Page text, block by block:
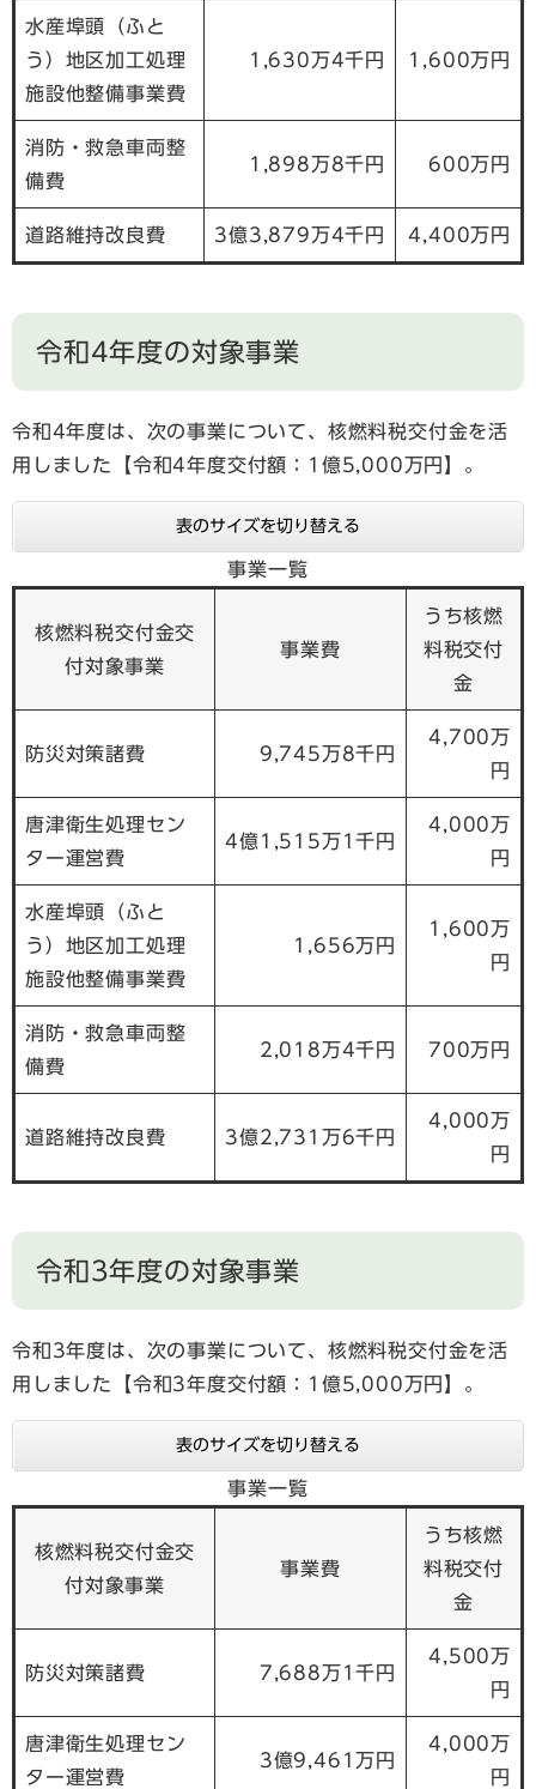
水産埠頭（ふと
う）地区加工処理
施設他整備事業費
1,630万4千円 1,600万円
消防・救急車両整
備費
1,898万8千円 600万円
道路維持改良費 3億3,879万4千円 4,400万円
令和4年度の対象事業
令和4年度は、次の事業について、核燃料税交付金を活
用しました【令和4年度交付額：1億5,000万円】。
表のサイズを切り替える
事業一覧
核燃料税交付金交
付対象事業
事業費
うち核燃
料税交付
金
防災対策諸費 9,745万8千円
4,700万
円
唐津衛生処理セン
ター運営費
4億1,515万1千円
4,000万
円
水産埠頭（ふと
う）地区加工処理
施設他整備事業費
1,656万円
1,600万
円
消防・救急車両整
備費
2,018万4千円 700万円
道路維持改良費 3億2,731万6千円
4,000万
円
令和3年度の対象事業
令和3年度は、次の事業について、核燃料税交付金を活
用しました【令和3年度交付額：1億5,000万円】。
表のサイズを切り替える
事業一覧
核燃料税交付金交
付対象事業
事業費
うち核燃
料税交付
金
防災対策諸費 7,688万1千円
4,500万
円
唐津衛生処理セン
ター運営費
3億9,461万円
4,000万
円